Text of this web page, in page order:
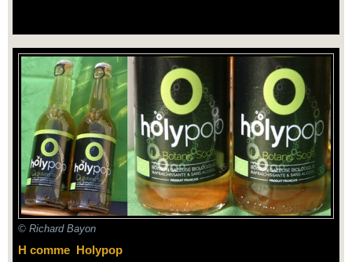
© Richard Bayon
H comme Holypop